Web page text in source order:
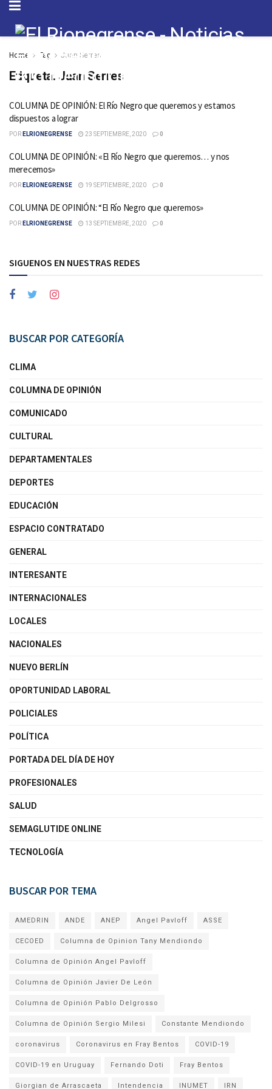
Home Tag Juan Serres
Etiqueta: Juan Serres
COLUMNA DE OPINIÓN: El Río Negro que queremos y estamos
dispuestos a lograr
POR ELRIONEGRENSE 23 SEPTIEMBRE, 2020 0
COLUMNA DE OPINIÓN: «El Río Negro que queremos… y nos
merecemos»
POR ELRIONEGRENSE 19 SEPTIEMBRE, 2020 0
COLUMNA DE OPINIÓN: “El Río Negro que queremos»
POR ELRIONEGRENSE 13 SEPTIEMBRE, 2020 0
SIGUENOS EN NUESTRAS REDES
BUSCAR POR CATEGORÍA
CLIMA
COLUMNA DE OPINIÓN
COMUNICADO
CULTURAL
DEPARTAMENTALES
DEPORTES
EDUCACIÓN
ESPACIO CONTRATADO
GENERAL
INTERESANTE
INTERNACIONALES
LOCALES
NACIONALES
NUEVO BERLÍN
OPORTUNIDAD LABORAL
POLICIALES
POLÍTICA
PORTADA DEL DÍA DE HOY
PROFESIONALES
SALUD
SEMAGLUTIDE ONLINE
TECNOLOGÍA
BUSCAR POR TEMA
AMEDRIN ANDE ANEP Angel Pavloff ASSE
CECOED Columna de Opinion Tany Mendiondo
Columna de Opinión Angel Pavloff
Columna de Opinión Javier De León
Columna de Opinión Pablo Delgrosso
Columna de Opinión Sergio Milesi Constante Mendiondo
coronavirus Coronavirus en Fray Bentos COVID-19
COVID-19 en Uruguay Fernando Doti Fray Bentos
Giorgian de Arrascaeta Intendencia INUMET IRN